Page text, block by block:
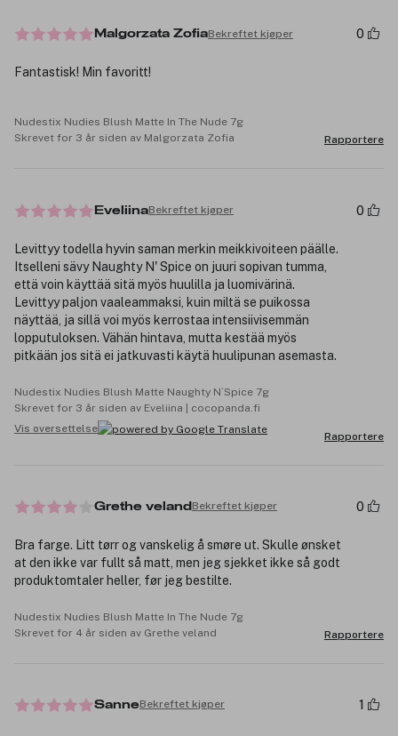
Malgorzata ZofiaBekreftet kjøper 0
Fantastisk! Min favoritt!
Nudestix Nudies Blush Matte In The Nude 7g
Skrevet for 3 år siden av Malgorzata Zofia
Rapportere
EveliinaBekreftet kjøper 0
Levittyy todella hyvin saman merkin meikkivoiteen päälle.
Itselleni sävy Naughty N' Spice on juuri sopivan tumma,
että voin käyttää sitä myös huulilla ja luomivärinä.
Levittyy paljon vaaleammaksi, kuin miltä se puikossa
näyttää, ja sillä voi myös kerrostaa intensiivisemmän
lopputuloksen. Vähän hintava, mutta kestää myös
pitkään jos sitä ei jatkuvasti käytä huulipunan asemasta.
Nudestix Nudies Blush Matte Naughty N`Spice 7g
Skrevet for 3 år siden av Eveliina | cocopanda.fi
Vis oversettelse
Rapportere
Grethe veland Bekreftet kjøper 0
Bra farge. Litt tørr og vanskelig å smøre ut. Skulle ønsket
at den ikke var fullt så matt, men jeg sjekket ikke så godt
produktomtaler heller, før jeg bestilte.
Nudestix Nudies Blush Matte In The Nude 7g
Skrevet for 4 år siden av Grethe veland
Rapportere
SanneBekreftet kjøper 1